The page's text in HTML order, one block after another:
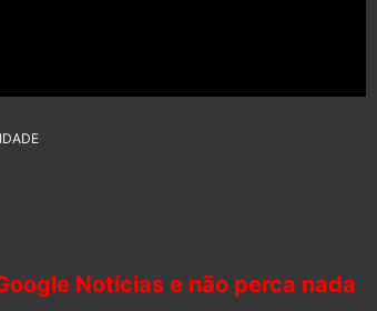
Notícias e não perca nada